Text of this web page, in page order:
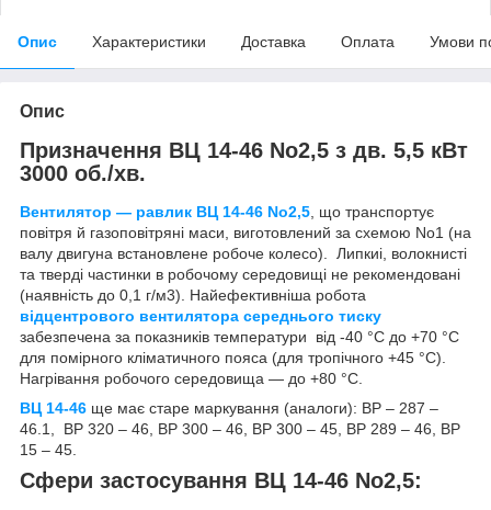
Опис Характеристики Доставка Оплата Умови
Опис
Призначення ВЦ 14-46 No2,5 з дв. 5,5 кВт
3000 об./хв.
Вентилятор — равлик ВЦ 14-46 No2,5, що транспортує
повітря й газоповітряні маси, виготовлений за схемою No1 (на
валу двигуна встановлене робоче колесо). Липкиі, волокнисті
та тверді частинки в робочому середовищі не рекомендовані
(наявність до 0,1 г/м3). Найефективніша робота
відцентрового вентилятора середнього тиску
забезпечена за показників температури від -40 °C до +70 °C
для помірного кліматичного пояса (для тропічного +45 °C).
Нагрівання робочого середовища — до +80 °C.
ВЦ 14-46 ще має старе маркування (аналоги): ВР – 287 –
46.1, ВР 320 – 46, ВР 300 – 46, ВР 300 – 45, ВР 289 – 46, ВР
15 – 45.
Сфери застосування ВЦ 14-46 No2,5: